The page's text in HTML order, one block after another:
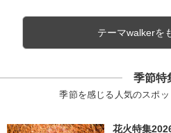
テーマwalkerを
季節特
季節を感じる人気のスポ
花火特集